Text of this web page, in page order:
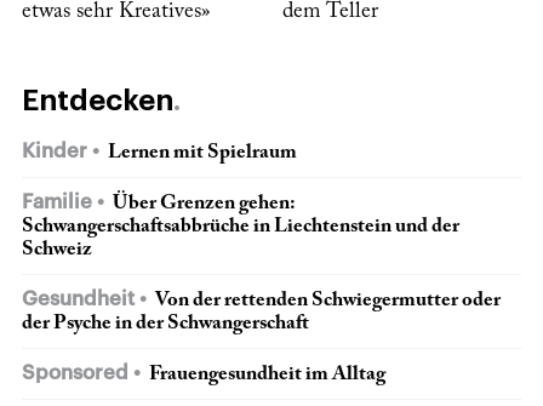
etwas sehr Kreatives»
dem Teller
Entdecken
Kinder Lernen mit Spielraum
Familie
Über Grenzen gehen:
Schwangerschaftsabbrüche in Liechtenstein und der
Schweiz
Gesundheit
Von der rettenden Schwiegermutter oder
der Psyche in der Schwangerschaft
Sponsored Frauengesundheit im Alltag